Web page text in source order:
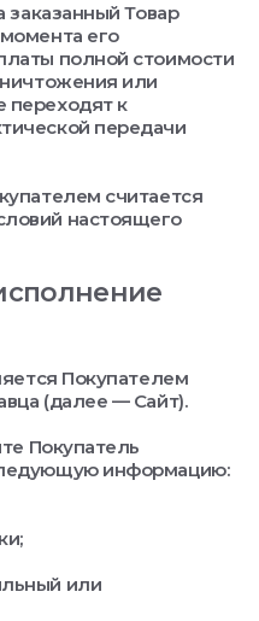
заказанный Товар
его
полной стоимости
или
переходят к
передачи
считается
настоящего
Покупателем
(далее — Сайт).
Покупатель
информацию:
или